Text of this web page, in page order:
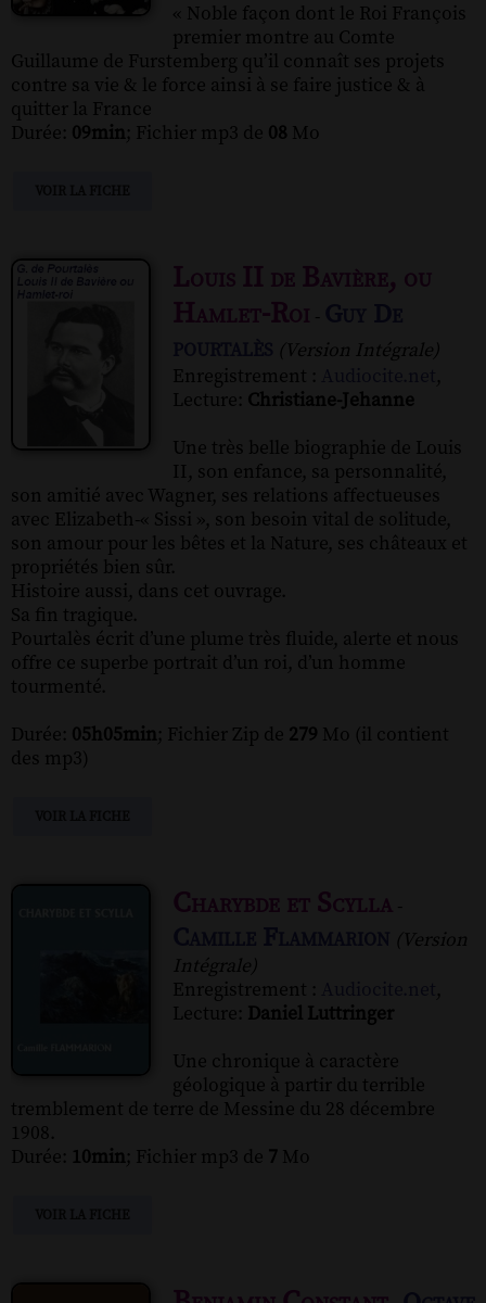
« Noble façon dont le Roi François
premier montre au Comte
Guillaume de Furstemberg qu’il connaît ses projets
contre sa vie & le force ainsi à se faire justice & à
quitter la France
Durée: 09min; Fichier mp3 de 08 Mo
Louis II de Bavière, ou
Hamlet-Roi -
(Version Intégrale)
Enregistrement :
,
Lecture: Christiane-Jehanne
Une très belle biographie de Louis
II, son enfance, sa personnalité,
son amitié avec Wagner, ses relations affectueuses
avec Elizabeth-« Sissi », son besoin vital de solitude,
son amour pour les bêtes et la Nature, ses châteaux et
propriétés bien sûr.
Histoire aussi, dans cet ouvrage.
Sa fin tragique.
Pourtalès écrit d’une plume très fluide, alerte et nous
offre ce superbe portrait d’un roi, d’un homme
tourmenté.
Durée: 05h05min; Fichier Zip de 279 Mo (il contient
des mp3)
Charybde et Scylla -
(Version
Intégrale)
Enregistrement :
,
Lecture: Daniel Luttringer
Une chronique à caractère
géologique à partir du terrible
tremblement de terre de Messine du 28 décembre
1908.
Durée: 10min; Fichier mp3 de 7 Mo